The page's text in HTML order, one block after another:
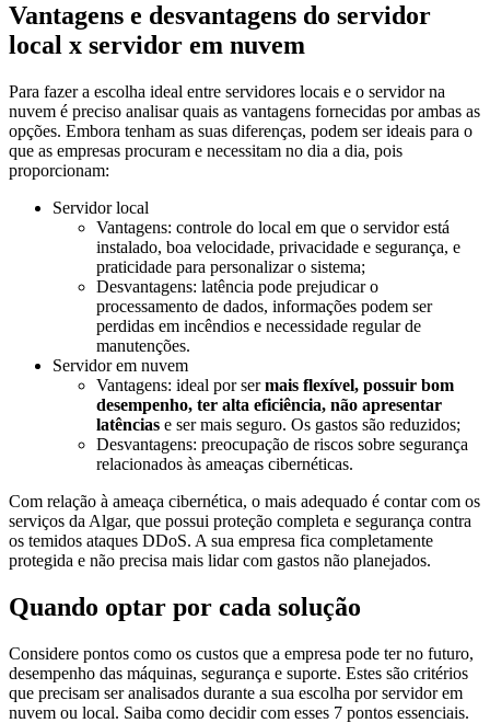
Vantagens e desvantagens do servidor
local x servidor em nuvem
Para fazer a escolha ideal entre servidores locais e o servidor na
nuvem é preciso analisar quais as vantagens fornecidas por ambas as
opções. Embora tenham as suas diferenças, podem ser ideais para o
que as empresas procuram e necessitam no dia a dia, pois
proporcionam:
Servidor local
Vantagens: controle do local em que o servidor está
instalado, boa velocidade, privacidade e segurança, e
praticidade para personalizar o sistema;
Desvantagens: latência pode prejudicar o
processamento de dados, informações podem ser
perdidas em incêndios e necessidade regular de
manutenções.
Servidor em nuvem
Vantagens: ideal por sermais flexível, possuir bom
desempenho, ter alta eficiência, não apresentar
latências e ser mais seguro. Os gastos são reduzidos;
Desvantagens: preocupação de riscos sobre segurança
relacionados às ameaças cibernéticas.
Com relação à ameaça cibernética, o mais adequado é contar com os
serviços da Algar, que possui proteção completa e segurança contra
os temidos ataques DDoS. A sua empresa fica completamente
protegida e não precisa mais lidar com gastos não planejados.
Quando optar por cada solução
Considere pontos como os custos que a empresa pode ter no futuro,
desempenho das máquinas, segurança e suporte. Estes são critérios
que precisam ser analisados durante a sua escolha por servidor em
nuvem ou local. Saiba como decidir com esses 7 pontos essenciais.